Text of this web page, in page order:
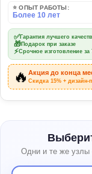
⭐ ОПЫТ РАБОТЫ:
Более 10 лет
✅Гарантия лучшего
🎁 Подарок при заказе
⚡Срочное изготовление за
🔥Акция до конца
Скидка 15% + дизайн-
Одни и те же узлы